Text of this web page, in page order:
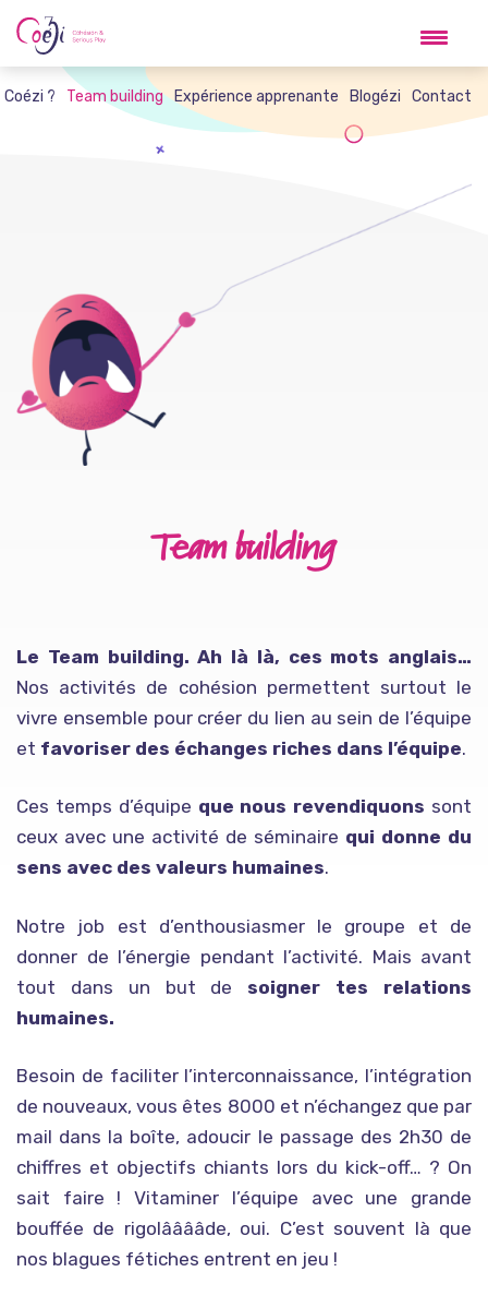
Skip
to
content
? Team building Expérience apprenante Blogézi Contact
Team building
Le Team building. Ah là là, ces mots anglais…
Nos activités de cohésion permettent surtout le
vivre ensemble pour créer du lien au sein de l’équipe
et favoriser des échanges riches dans l’équipe.
Ces temps d’équipe que nous revendiquons sont
ceux avec une activité de séminaire qui donne du
sens avec des valeurs humaines.
Notre job est d’enthousiasmer le groupe et de
donner de l’énergie pendant l’activité. Mais avant
tout dans un but de soigner tes relations
humaines.
Besoin de faciliter l’interconnaissance, l’intégration
de nouveaux, vous êtes 8000 et n’échangez que par
mail dans la boîte, adoucir le passage des 2h30 de
chiffres et objectifs chiants lors du kick-off… ? On
sait faire ! Vitaminer l’équipe avec une grande
bouffée de rigolââââde, oui. C’est souvent là que
nos blagues fétiches entrent en jeu !